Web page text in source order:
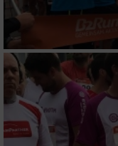
Verwendung
Geräte anhand
Informationen
Nicht-IAB-
Notwendig